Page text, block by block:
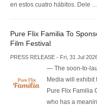
en estos cuatro hábitos. Dele …
Pure Flix Familia To
Film Festival
PRESS RELEASE - Fri, 31 Jul
— The soon-to-
Media will exhibit
Pure Flix Familia
who has a